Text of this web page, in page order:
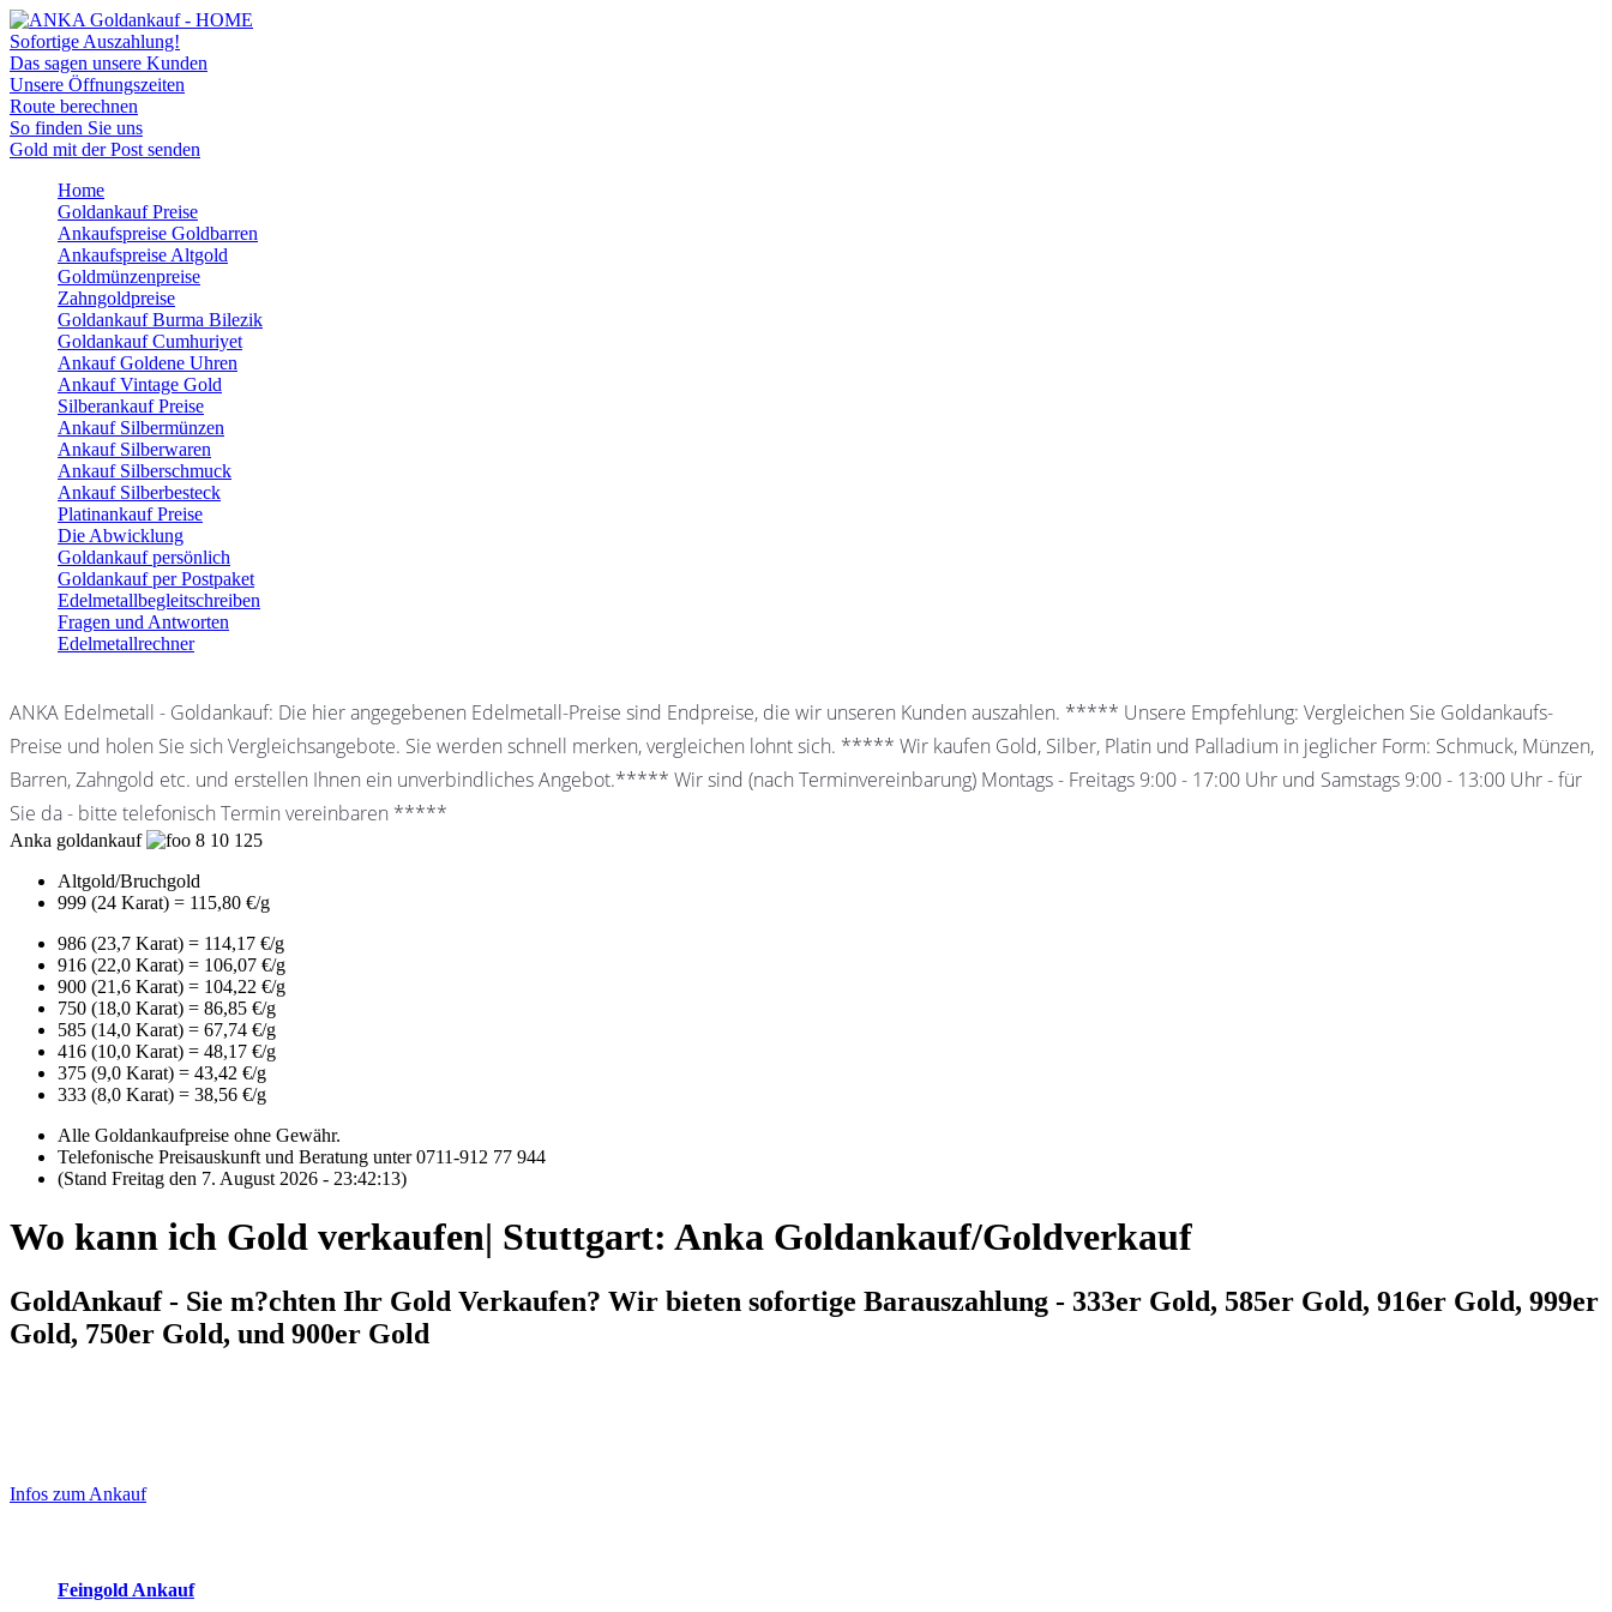
Sofortige Auszahlung!
Das sagen unsere Kunden
Unsere Öffnungszeiten
Route berechnen
So finden Sie uns
Gold mit der Post senden
Home
Goldankauf Preise
Ankaufspreise Goldbarren
Ankaufspreise Altgold
Goldmünzenpreise
Zahngoldpreise
Goldankauf Burma Bilezik
Goldankauf Cumhuriyet
Ankauf Goldene Uhren
Ankauf Vintage Gold
Silberankauf Preise
Ankauf Silbermünzen
Ankauf Silberwaren
Ankauf Silberschmuck
Ankauf Silberbesteck
Platinankauf Preise
Die Abwicklung
Goldankauf persönlich
Goldankauf per Postpaket
Edelmetallbegleitschreiben
Fragen und Antworten
Edelmetallrechner
ANKA Edelmetall - Goldankauf: Die hier angegebenen Edelmetall-Preise sind Endpreise, die wir unseren Kunden auszahlen. ***** Unsere Empfehlung: Vergleichen Sie Goldankaufs-
Preise und holen Sie sich Vergleichsangebote. Sie werden schnell merken, vergleichen lohnt sich. ***** Wir kaufen Gold, Silber, Platin und Palladium in jeglicher Form: Schmuck, Münzen,
Barren, Zahngold etc. und erstellen Ihnen ein unverbindliches Angebot.***** Wir sind (nach Terminvereinbarung) Montags - Freitags 9:00 - 17:00 Uhr und Samstags 9:00 - 13:00 Uhr - für
Sie da - bitte telefonisch Termin vereinbaren *****
Anka goldankauf 8 10 125
Altgold/Bruchgold
999 (24 Karat) = 115,80 €/g
986 (23,7 Karat) = 114,17 €/g
916 (22,0 Karat) = 106,07 €/g
900 (21,6 Karat) = 104,22 €/g
750 (18,0 Karat) = 86,85 €/g
585 (14,0 Karat) = 67,74 €/g
416 (10,0 Karat) = 48,17 €/g
375 (9,0 Karat) = 43,42 €/g
333 (8,0 Karat) = 38,56 €/g
Alle Goldankaufpreise ohne Gewähr.
Telefonische Preisauskunft und Beratung unter 0711-912 77 944
(Stand Freitag den 7. August 2026 - 23:42:13)
Wo kann ich Gold verkaufen| Stuttgart: Anka Goldankauf/Goldverkauf
GoldAnkauf - Sie m?chten Ihr Gold Verkaufen? Wir bieten sofortige Barauszahlung - 333er Gold, 585er Gold, 916er Gold, 999er
Gold, 750er Gold, und 900er Gold
Sidebar
Infos zum Ankauf
Feingold Ankauf